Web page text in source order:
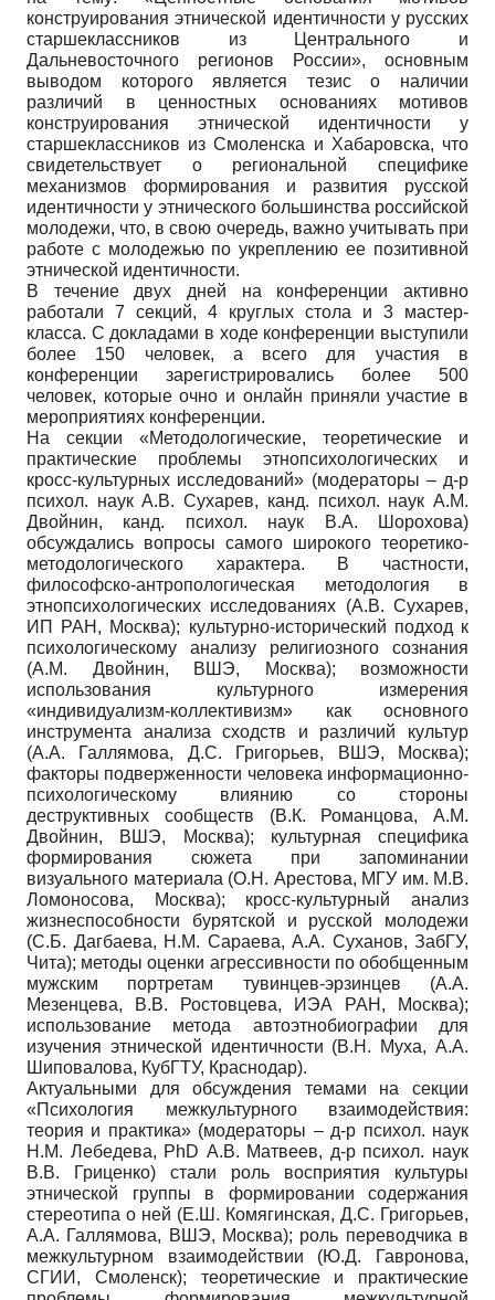
конструирования этнической идентичности у русских
старшеклассников из Центрального и
Дальневосточного регионов России», основным
выводом которого является тезис о наличии
различий в ценностных основаниях мотивов
конструирования этнической идентичности у
старшеклассников из Смоленска и Хабаровска, что
свидетельствует о региональной специфике
механизмов формирования и развития русской
идентичности у этнического большинства российской
молодежи, что, в свою очередь, важно учитывать при
работе с молодежью по укреплению ее позитивной
этнической идентичности.
В течение двух дней на конференции активно
работали 7 секций, 4 круглых стола и 3 мастер-
класса. С докладами в ходе конференции выступили
более 150 человек, а всего для участия в
конференции зарегистрировались более 500
человек, которые очно и онлайн приняли участие в
мероприятиях конференции.
На секции «Методологические, теоретические и
практические проблемы этнопсихологических и
кросс-культурных исследований» (модераторы – д-р
психол. наук А.В. Сухарев, канд. психол. наук А.М.
Двойнин, канд. психол. наук В.А. Шорохова)
обсуждались вопросы самого широкого теоретико-
методологического характера. В частности,
философско-антропологическая методология в
этнопсихологических исследованиях (А.В. Сухарев,
ИП РАН, Москва); культурно-исторический подход к
психологическому анализу религиозного сознания
(А.М. Двойнин, ВШЭ, Москва); возможности
использования культурного измерения
«индивидуализм-коллективизм» как основного
инструмента анализа сходств и различий культур
(А.А. Галлямова, Д.С. Григорьев, ВШЭ, Москва);
факторы подверженности человека информационно-
психологическому влиянию со стороны
деструктивных сообществ (В.К. Романцова, А.М.
Двойнин, ВШЭ, Москва); культурная специфика
формирования сюжета при запоминании
визуального материала (О.Н. Арестова, МГУ им. М.В.
Ломоносова, Москва); кросс-культурный анализ
жизнеспособности бурятской и русской молодежи
(С.Б. Дагбаева, Н.М. Сараева, А.А. Суханов, ЗабГУ,
Чита); методы оценки агрессивности по обобщенным
мужским портретам тувинцев-эрзинцев (А.А.
Мезенцева, В.В. Ростовцева, ИЭА РАН, Москва);
использование метода автоэтнобиографии для
изучения этнической идентичности (В.Н. Муха, А.А.
Шиповалова, КубГТУ, Краснодар).
Актуальными для обсуждения темами на секции
«Психология межкультурного взаимодействия:
теория и практика» (модераторы – д-р психол. наук
Н.М. Лебедева, PhD А.В. Матвеев, д-р психол. наук
В.В. Гриценко) стали роль восприятия культуры
этнической группы в формировании содержания
стереотипа о ней (Е.Ш. Комягинская, Д.С. Григорьев,
А.А. Галлямова, ВШЭ, Москва); роль переводчика в
межкультурном взаимодействии (Ю.Д. Гавронова,
СГИИ, Смоленск); теоретические и практические